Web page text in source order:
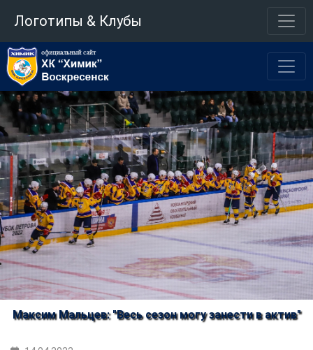
Логотипы & Клубы
Максим Мальцев: "Весь сезон могу занести в актив"